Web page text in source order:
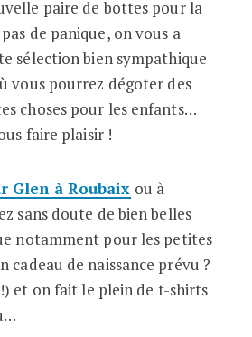
paire de bottes pour la
de panique, on vous a
sélection bien sympathique
vous pourrez dégoter des
choses pour les enfants…
faire plaisir !
Glen à Roubaix ou à
sans doute de bien belles
notamment pour les petites
cadeau de naissance prévu ?
et on fait le plein de t-shirts